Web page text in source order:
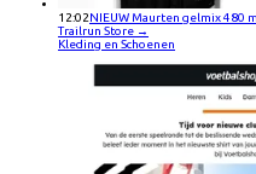
12:02NIEUW Maurten gelmix 480
Trailrun Store →
Kleding en Schoenen